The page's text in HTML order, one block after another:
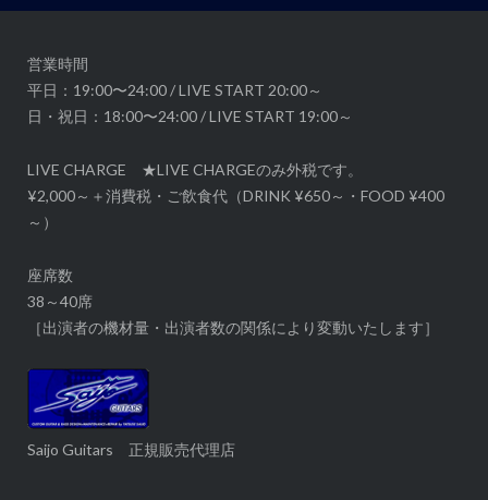
ョ
営業時間
平日：19:00〜24:00 / LIVE START 20:00～
日・祝日：18:00〜24:00 / LIVE START 19:00～
LIVE CHARGE ★LIVE CHARGEのみ外税です。
¥2,000～＋消費税・ご飲食代（DRINK ¥650～・FOOD ¥400
～）
座席数
38～40席
［出演者の機材量・出演者数の関係により変動いたします］
Saijo Guitars 正規販売代理店